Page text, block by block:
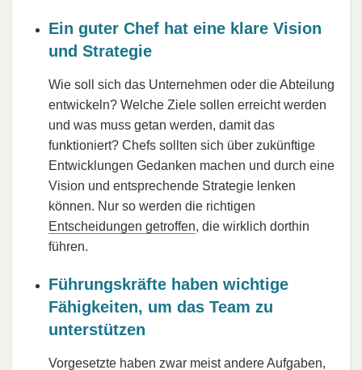
Ein guter Chef hat eine klare Vision
und Strategie
Wie soll sich das Unternehmen oder die Abteilung
entwickeln? Welche Ziele sollen erreicht werden
und was muss getan werden, damit das
funktioniert? Chefs sollten sich über zukünftige
Entwicklungen Gedanken machen und durch eine
Vision und entsprechende Strategie lenken
können. Nur so werden die richtigen
Entscheidungen getroffen, die wirklich dorthin
führen.
Führungskräfte haben wichtige
Fähigkeiten, um das Team zu
unterstützen
Vorgesetzte haben zwar meist andere Aufgaben,